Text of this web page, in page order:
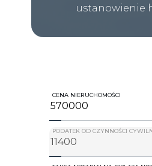
ustanowienie
CENA NIERUCHOMOŚCI
PODATEK OD CZYNNOŚCI